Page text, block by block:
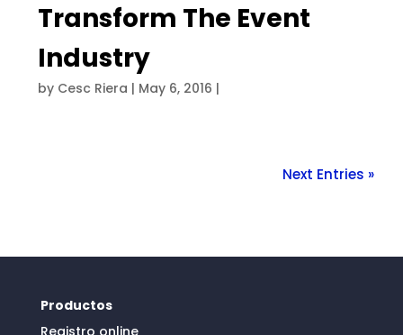
Transform The Event
Industry
by Cesc Riera | May 6, 2016 |
Next Entries »
Productos